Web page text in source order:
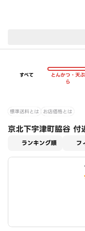
すべて
とんかつ・天ぷ
ら
標準送料とは お店価格とは
京北下宇津町脇谷 付
ランキング順 フ